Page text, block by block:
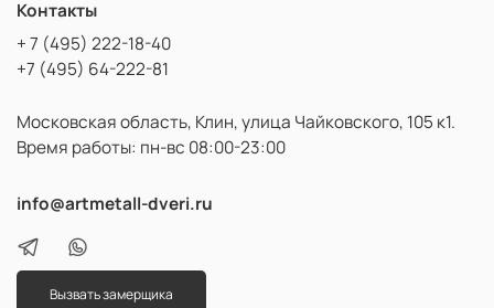
Контакты
+ 7 (495) 222-18-40
+7 (495) 64-222-81
Московская область, Клин, улица Чайковского, 105 к1.
Время работы: пн-вс 08:00-23:00
info@artmetall-dveri.ru
Вызвать замерщика